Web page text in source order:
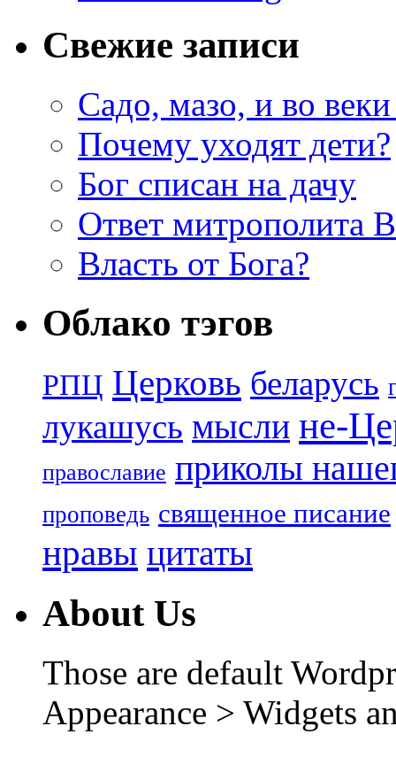
Свежие записи
Садо, мазо, и во веки
Почему уходят дети?
Бог списан на дачу
Ответ митрополита
Власть от Бога?
Облако тэгов
РПЦ Церковь беларусь
лукашусь мысли не-
православие приколы
проповедь священное писание
нравы цитаты
About Us
Those are default
Appearance > Widgets